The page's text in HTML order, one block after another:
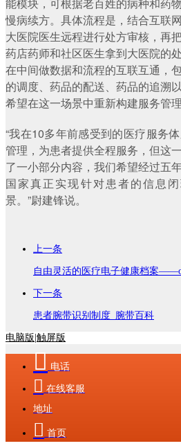
慢病续方。具体流程是，结合互联
大医院医生远程进行处方审核，再
药店药师和社区医生拿到大医院的
在中间做数据和流程的互联互通，
的调度、药品的配送、药品的追溯
希望在这一场景中重新构建服务管理
“我在10多年前感受到的医疗服务
管理，为患者提供全程服务，但这
了一小部分内容，我们希望经过五
国家真正实现针对患者的信息
景。”尉建锋说。
上一条
自由灵活的医疗电子健康档案
下一条
患者腕带识别制度_腕带百科
电脑版 触屏版
 电话
 在线客服
地址
 首页